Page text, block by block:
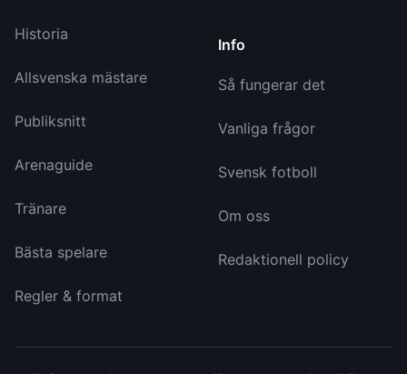
Historia
Allsvenska mästare
Publiksnitt
Arenaguide
Tränare
Bästa spelare
Regler & format
Info
Så fungerar det
Vanliga frågor
Svensk fotboll
Om oss
Redaktionell policy